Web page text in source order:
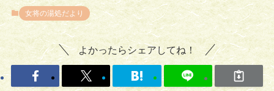
女将の湯処だより
よかったらシェアしてね！